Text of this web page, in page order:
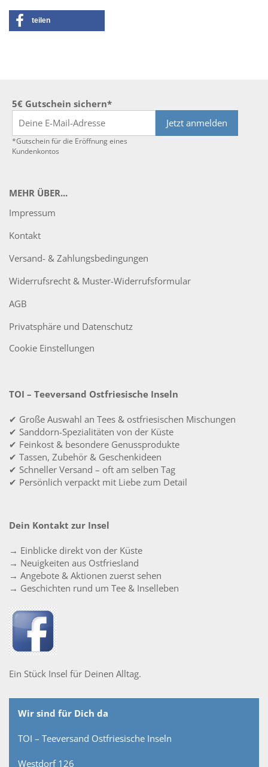
teilen
5€ Gutschein sichern*
Jetzt anmelden
*Gutschein für die Eröffnung eines
Kundenkontos
MEHR ÜBER...
Impressum
Kontakt
Versand- & Zahlungsbedingungen
Widerrufsrecht & Muster-Widerrufsformular
AGB
Privatsphäre und Datenschutz
Cookie Einstellungen
TOI – Teeversand Ostfriesische Inseln
✔ Große Auswahl an Tees & ostfriesischen Mischungen
✔ Sanddorn-Spezialitäten von der Küste
✔ Feinkost & besondere Genussprodukte
✔ Tassen, Zubehör & Geschenkideen
✔ Schneller Versand – oft am selben Tag
✔ Persönlich verpackt mit Liebe zum Detail
Dein Kontakt zur Insel
→ Einblicke direkt von der Küste
→ Neuigkeiten aus Ostfriesland
→ Angebote & Aktionen zuerst sehen
→ Geschichten rund um Tee & Inselleben
Ein Stück Insel für Deinen Alltag.
Wir sind für Dich da
TOI – Teeversand Ostfriesische Inseln
Westdorf 126